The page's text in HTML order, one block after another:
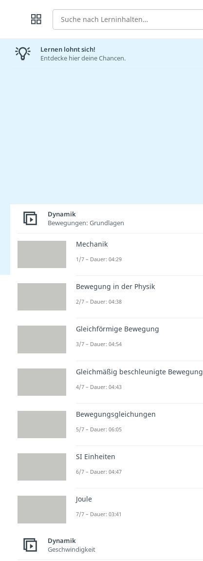
Suche
Lernen lohnt sich!
Entdecke hier deine Chancen.
Dynamik
Bewegungen: Grundlagen
Mechanik
1/7 – Dauer: 04:29
Bewegung in der Physik
2/7 – Dauer: 04:38
Gleichförmige Bewegung
3/7 – Dauer: 04:54
Gleichmäßig beschleunigte Bewegung
4/7 – Dauer: 04:43
Bewegungsgleichungen
5/7 – Dauer: 06:05
SI Einheiten
6/7 – Dauer: 04:47
Joule
7/7 – Dauer: 03:41
Dynamik
Geschwindigkeit